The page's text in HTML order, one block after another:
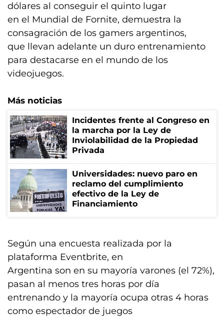
dólares al conseguir el quinto lugar
en el Mundial de Fornite, demuestra la
consagración de los gamers argentinos,
que llevan adelante un duro entrenamiento
para destacarse en el mundo de los
videojuegos.
Más noticias
Incidentes frente al Congreso en
la marcha por la Ley de
Inviolabilidad de la Propiedad
Privada
Universidades: nuevo paro en
reclamo del cumplimiento
efectivo de la Ley de
Financiamiento
Según una encuesta realizada por la
plataforma Eventbrite, en
Argentina son en su mayoría varones (el 72%),
pasan al menos tres horas por día
entrenando y la mayoría ocupa otras 4 horas
como espectador de juegos